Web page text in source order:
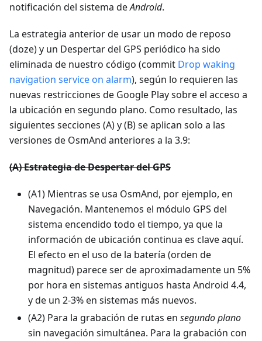
notificación del sistema deAndroid.
La estrategia anterior de usar un modo de reposo
(doze) y un Despertar del GPS periódico ha sido
eliminada de nuestro código (commit Drop waking
navigation service on alarm), según lo requieren las
nuevas restricciones de Google Play sobre el acceso a
la ubicación en segundo plano. Como resultado, las
siguientes secciones (A) y (B) se aplican solo a las
versiones de OsmAnd anteriores a la 3.9:
(A) Estrategia de Despertar del GPS
(A1) Mientras se usa OsmAnd, por ejemplo, en
Navegación. Mantenemos el módulo GPS del
sistema encendido todo el tiempo, ya que la
información de ubicación continua es clave aquí.
El efecto en el uso de la batería (orden de
magnitud) parece ser de aproximadamente un 5%
por hora en sistemas antiguos hasta Android 4.4,
y de un 2-3% en sistemas más nuevos.
(A2) Para la grabación de rutas en segundo plano
sin navegación simultánea. Para la grabación con